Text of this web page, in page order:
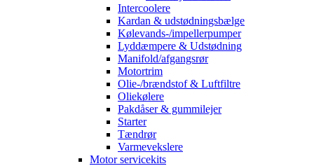
Intercoolere
Kardan & udstødningsbælge
Kølevands-/impellerpumper
Lyddæmpere & Udstødning
Manifold/afgangsrør
Motortrim
Olie-/brændstof & Luftfiltre
Oliekølere
Pakdåser & gummilejer
Starter
Tændrør
Varmevekslere
Motor servicekits